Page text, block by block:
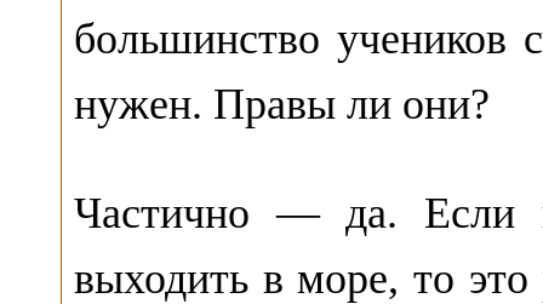
большинство учеников
нужен. Правы ли они?
Частично — да. Если
выходить в море, то